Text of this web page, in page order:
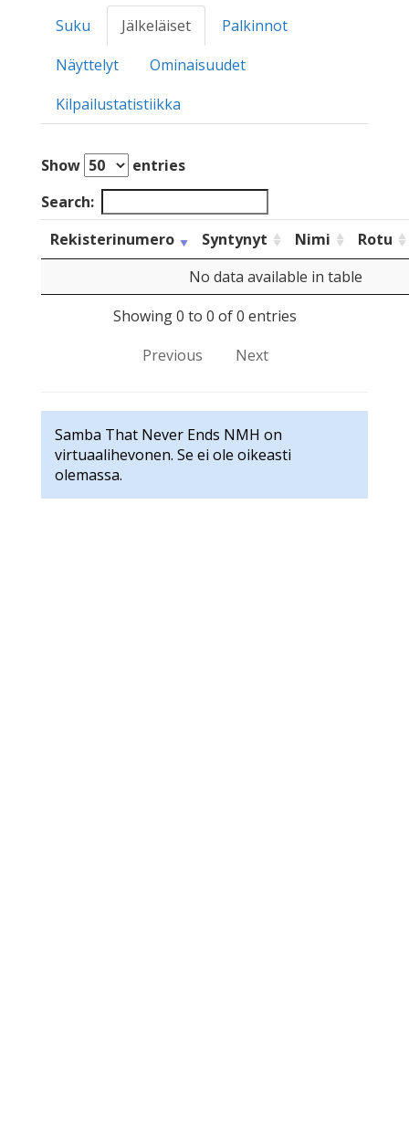
Suku Jälkeläiset
Palkinnot
Näyttelyt
Ominaisuudet
Kilpailustatistiikka
Show
entries
Search:
Rekisterinumero
Syntynyt Nimi
Rotu
No data available in table
Showing 0 to 0 of 0 entries
Previous
Next
Samba That Never Ends NMH on
virtuaalihevonen. Se ei ole oikeasti
olemassa.